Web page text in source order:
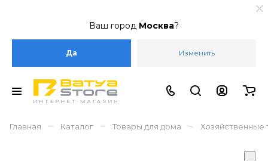
Ваш город Москва?
Да Изменить
Главная – Каталог – Товары для дома – Хозяйственные